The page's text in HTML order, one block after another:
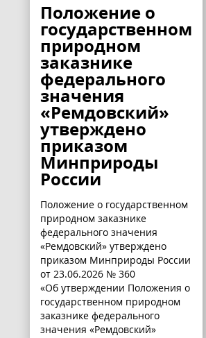
Положение о
государственном
природном
заказнике
федерального
значения
«Ремдовский»
утверждено
приказом
Минприроды
России
Положение о государственном
природном заказнике
федерального значения
«Ремдовский» утверждено
приказом Минприроды России
от 23.06.2026 № 360
«Об утверждении Положения о
государственном природном
заказнике федерального
значения «Ремдовский»